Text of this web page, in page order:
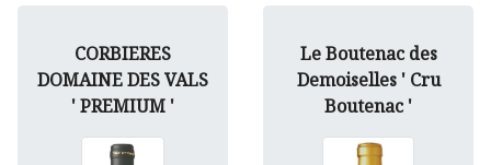
CORBIERES
DOMAINE DES VALS
' PREMIUM '
Le Boutenac des
Demoiselles ' Cru
Boutenac '